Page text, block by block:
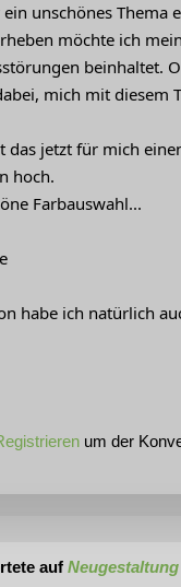
unschönes Thema
möchte ich
beinhaltet.
mich mit diesem
das jetzt für mich
hoch.
Farbauswahl...
habe ich natürlich
um der
auf